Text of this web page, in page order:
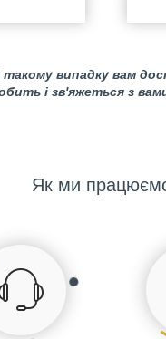
випадку вам
і зв'яжеться з
Як ми